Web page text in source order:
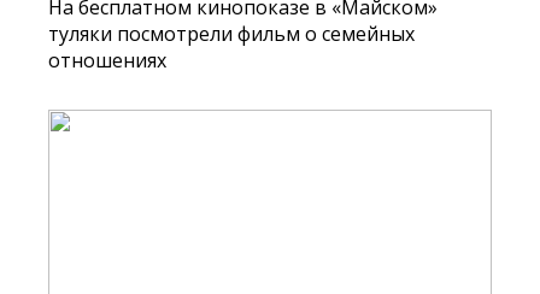
На бесплатном кинопоказе в «Майском»
туляки посмотрели фильм о семейных
отношениях